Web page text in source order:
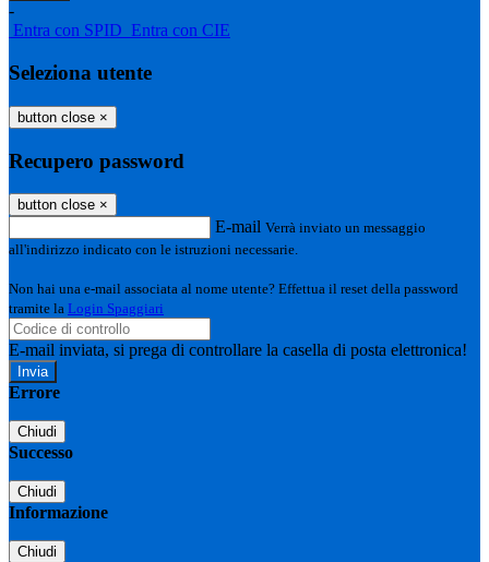
-
Entra con SPID Entra con CIE
Seleziona utente
button close ×
Recupero password
button close ×
E-mail Verrà inviato un messaggio
all'indirizzo indicato con le istruzioni necessarie.
Non hai una e-mail associata al nome utente? Effettua il reset della password
tramite la Login Spaggiari
E-mail inviata, si prega di controllare la casella di posta elettronica!
Errore
Chiudi
Successo
Chiudi
Informazione
Chiudi